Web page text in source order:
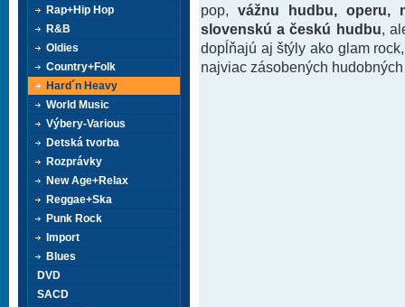
pop, vážnu hudbu, operu,
slovenskú a českú hudbu ,
dopĺňajú aj štýly ako glam
najviac zásobených
Rap+Hip Hop
R&B
Oldies
Country+Folk
Hard´n Heavy
World Music
Výbery-Various
Detská tvorba
Rozprávky
New Age+Relax
Reggae+Ska
Punk Rock
Import
Blues
DVD
SACD